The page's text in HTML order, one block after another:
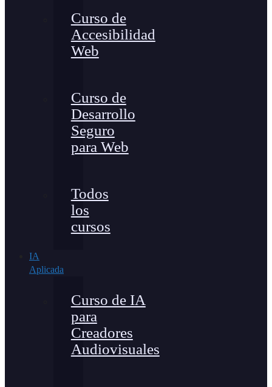
Curso de
Accesibilidad
Web
Curso de
Desarrollo
Seguro
para Web
Todos
los
cursos
IA
Aplicada
Curso de IA
para
Creadores
Audiovisuales